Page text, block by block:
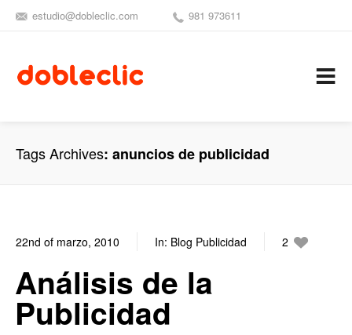
estudio@dobleclic.com 981 973611
Tags Archives anuncios de publicidad
22nd of marzo, 2010 In: Blog Publicidad
2
Análisis de la
Publicidad